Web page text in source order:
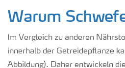
Warum
Im Vergleich zu anderen
innerhalb der Getreidepflanze
Abbildung). Daher entwickeln